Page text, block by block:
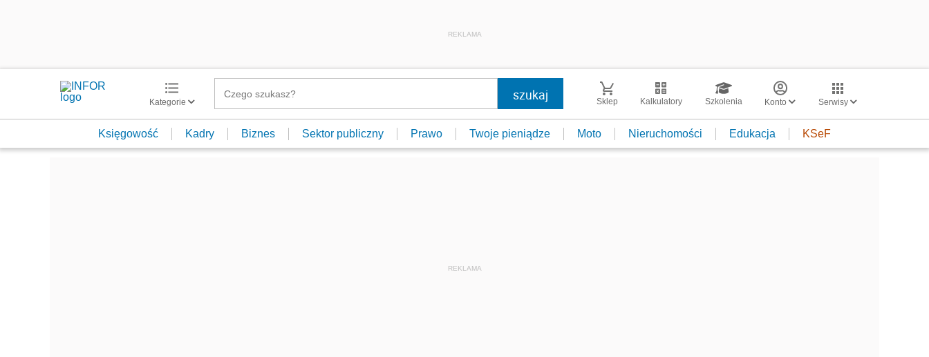
REKLAMA
Kategorie Sklep Kalkulatory Szkolenia Konto Serwisy
Księgowość Kadry Biznes Sektor publiczny Prawo Twoje pieniądze Moto Nieruchomości Edukacja KSeF